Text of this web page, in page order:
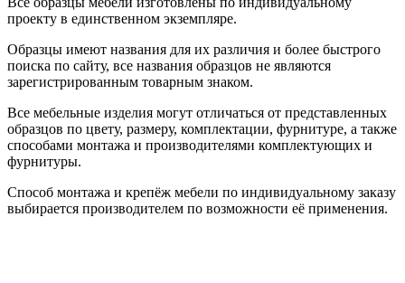
проекту в единственном экземпляре.
Образцы имеют названия для их различия и более быстрого
поиска по сайту, все названия образцов не являются
зарегистрированным товарным знаком.
Все мебельные изделия могут отличаться от представленных
образцов по цвету, размеру, комплектации, фурнитуре, а также
способами монтажа и производителями комплектующих и
фурнитуры.
Способ монтажа и крепёж мебели по индивидуальному заказу
выбирается производителем по возможности её применения.